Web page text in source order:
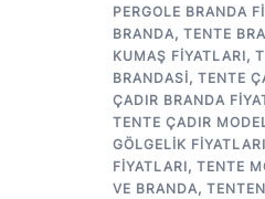
PERGOLE BRANDA
BRANDA, TENTE
KUMAŞ FIYATLARI,
BRANDASI, TENTE
ÇADIR BRANDA
TENTE ÇADIR
GÖLGELIK FIYATLARI
FIYATLARI, TENTE
VE BRANDA,